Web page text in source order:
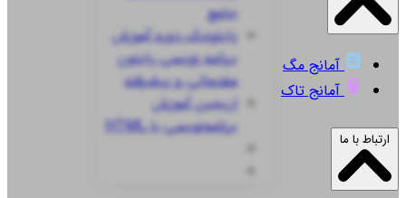
جامع
پایتونیکدوره آموزش
برنامه نویسی پایتون
مقدماتی و پیشرفته
اریجینآموزش
برنامه‌نویسی با HTML
آمانج مگ
آمانج تاک
ارتباط با ما